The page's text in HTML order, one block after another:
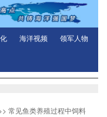
海洋视频 领军人物
常见鱼类养殖过程中饲料